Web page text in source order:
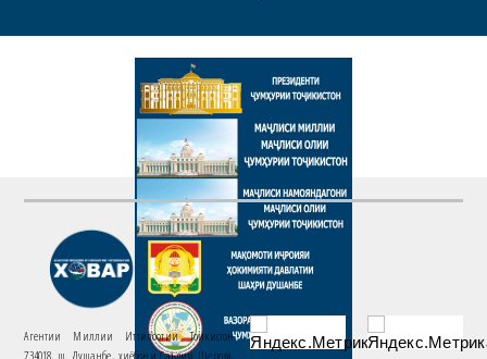
Агентии Миллии Иттилоотии Тоҷикистон
734018. ш. Душанбе, хиёбони Саъдии Шерозӣ,